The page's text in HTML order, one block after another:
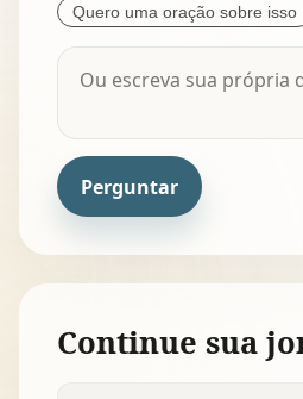
Quero uma oração sobre isso
Perguntar
Continue sua